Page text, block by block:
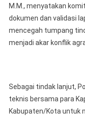
M.M., menyatakan
dokumen dan validasi
mencegah tumpang
menjadi akar konflik
Sebagai tindak lanjut,
teknis bersama para
Kabupaten/Kota untuk